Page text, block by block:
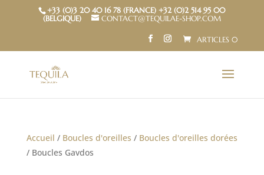
+33 (0)3 20 40 16 78 (FRANCE) +32 (0)2 514 95 00
(BELGIQUE)
CONTACT@TEQUILAE-SHOP.COM
ARTICLES 0
Accueil / Boucles d'oreilles / Boucles d'oreilles dorées
/ Boucles Gavdos